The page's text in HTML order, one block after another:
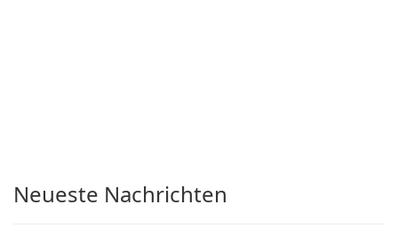
Neueste Nachrichten